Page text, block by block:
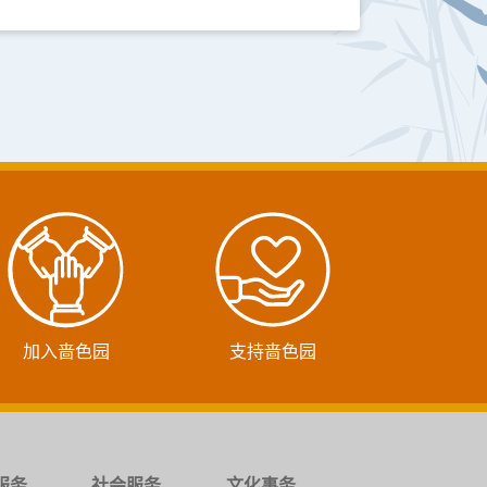
加入啬色园 支持啬色园